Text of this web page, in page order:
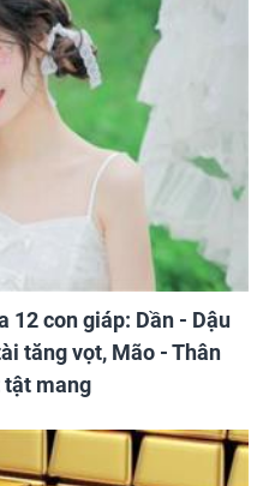
12 con giáp: Dần - Dậu
tăng vọt, Mão - Thân
tật mang